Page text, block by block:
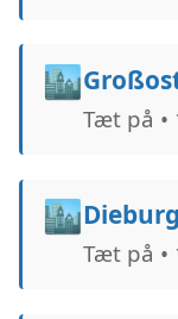
🏙️
Tæt på •
🏙️Dieburg
Tæt på •